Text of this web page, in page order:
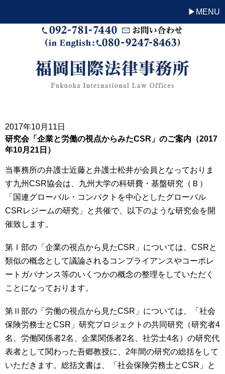
MENU
2017年10月11日
研究会「企業と労働の視点からみたCSR」のご案内（2017
年10月21日）
当事務所の弁護士近藤と弁護士松井が会員となっておりま
す九州CSR協会は、九州大学の科研費・基盤研究（Ｂ）
「国連グローバル・コンパクトを中心としたグローバル
CSRレジームの研究」と共催で、以下のような研究会を開
催致します。
第Ｉ部の「企業の視点から見たCSR」については、CSRと
類似の概念として議論されるコンプライアンスやコーポレ
ートガバナンス等のいくつかの概念の整理をしていただく
ことになっております。
第Ⅱ部の「労働の視点から見たCSR」については、「社会
保険労務士とCSR」研究プロジェクトの共同研究（研究者4
名、労働関係者2名、企業関係者2名、社労士4名）の研究代
表者として関わった吾郷教授に、2年間の研究の総括をして
いただきます。総括文書は、「社会保険労務士とCSR」と